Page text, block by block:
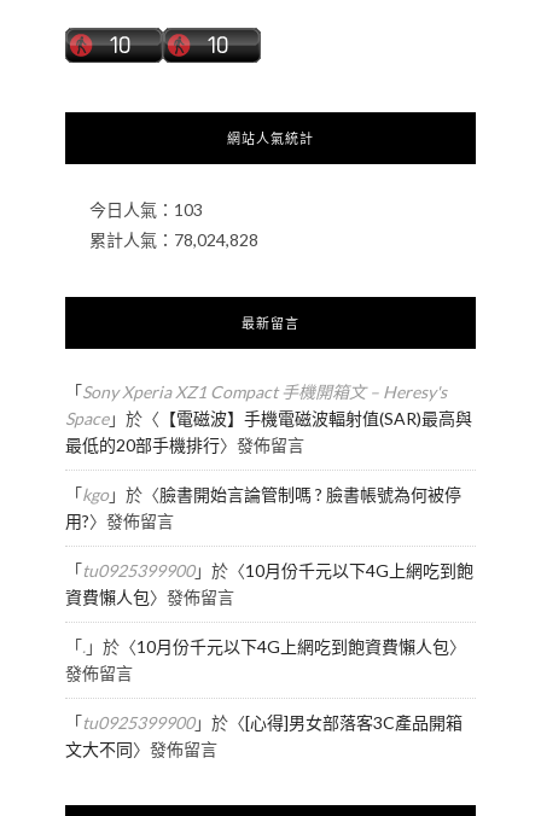
網站人氣統計
今日人氣： 103
累計人氣： 78,024,828
最新留言
「Sony Xperia XZ1 Compact 手機開箱文 – Heresy's
Space」於〈 【電磁波】手機電磁波輻射值(SAR)最高與
最低的20部手機排行〉發佈留言
「kgo」於〈臉書開始言論管制嗎 ? 臉書帳號為何被停
用?〉發佈留言
「tu0925399900」於〈10月份千元以下4G上網吃到飽
資費懶人包〉發佈留言
「.」於〈10月份千元以下4G上網吃到飽資費懶人包〉
發佈留言
「tu0925399900」於〈[心得]男女部落客3C產品開箱
文大不同〉發佈留言